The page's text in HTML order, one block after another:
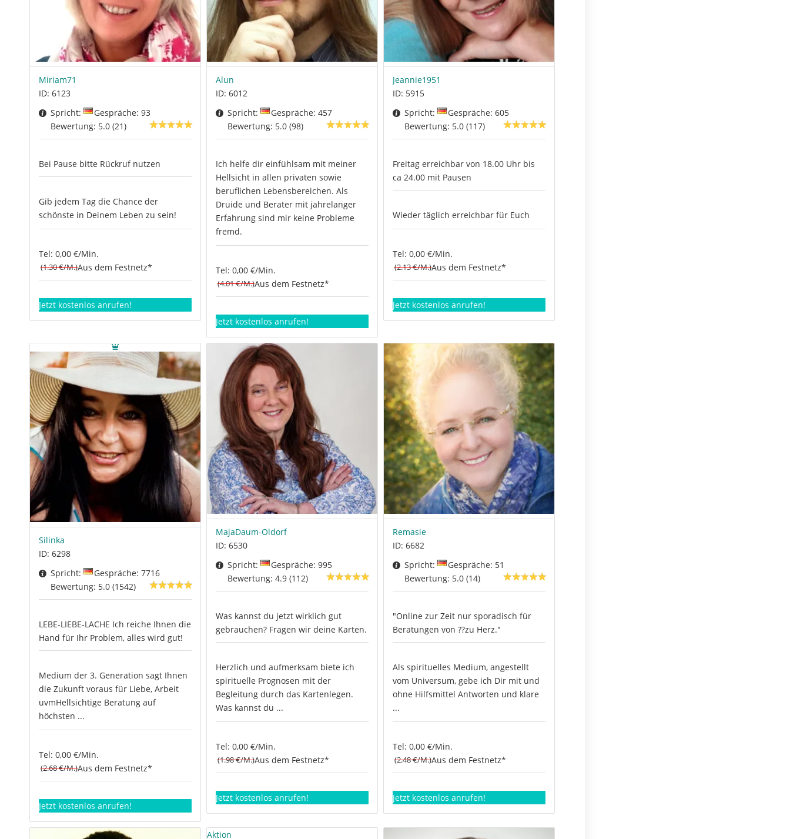
Miriam71
ID: 6123
Spricht:
Gespräche: 93
Bewertung: 5.0 (21)
Bei Pause bitte Rückruf nutzen
Gib jedem Tag die Chance der
schönste in Deinem Leben zu sein!
Tel: 0,00 €/Min.
(1.30 €/M.)Aus dem Festnetz*
Jetzt kostenlos anrufen!
Alun
ID: 6012
Spricht:
Gespräche: 457
Bewertung: 5.0 (98)
Ich helfe dir einfühlsam mit meiner
Hellsicht in allen privaten sowie
beruflichen Lebensbereichen. Als
Druide und Berater mit jahrelanger
Erfahrung sind mir keine Probleme
fremd.
Tel: 0,00 €/Min.
(4.01 €/M.)Aus dem Festnetz*
Jetzt kostenlos anrufen!
Jeannie1951
ID: 5915
Spricht:
Gespräche: 605
Bewertung: 5.0 (117)
Freitag erreichbar von 18.00 Uhr bis
ca 24.00 mit Pausen
Wieder täglich erreichbar für Euch
Tel: 0,00 €/Min.
(2.13 €/M.)Aus dem Festnetz*
Jetzt kostenlos anrufen!
Silinka
ID: 6298
Spricht:
Gespräche: 7716
Bewertung: 5.0 (1542)
LEBE-LIEBE-LACHE Ich reiche Ihnen die
Hand für Ihr Problem, alles wird gut!
Medium der 3. Generation sagt Ihnen
die Zukunft voraus für Liebe, Arbeit
uvmHellsichtige Beratung auf
höchsten ...
Tel: 0,00 €/Min.
(2.68 €/M.)Aus dem Festnetz*
Jetzt kostenlos anrufen!
MajaDaum-Oldorf
ID: 6530
Spricht:
Gespräche: 995
Bewertung: 4.9 (112)
Was kannst du jetzt wirklich gut
gebrauchen? Fragen wir deine Karten.
Herzlich und aufmerksam biete ich
spirituelle Prognosen mit der
Begleitung durch das Kartenlegen.
Was kannst du ...
Tel: 0,00 €/Min.
(1.98 €/M.)Aus dem Festnetz*
Jetzt kostenlos anrufen!
Remasie
ID: 6682
Spricht:
Gespräche: 51
Bewertung: 5.0 (14)
"Online zur Zeit nur sporadisch für
Beratungen von ??zu Herz."
Als spirituelles Medium, angestellt
vom Universum, gebe ich Dir mit und
ohne Hilfsmittel Antworten und klare
...
Tel: 0,00 €/Min.
(2.48 €/M.)Aus dem Festnetz*
Jetzt kostenlos anrufen!
Aktion